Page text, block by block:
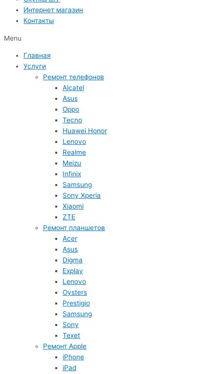
Интернет магазин
Контакты
Menu
Главная
Услуги
Ремонт телефонов
Alcatel
Asus
Oppo
Tecno
Huawei Honor
Lenovo
Realme
Meizu
Infinix
Samsung
Sony Xperia
Xiaomi
ZTE
Ремонт планшетов
Acer
Asus
Digma
Explay
Lenovo
Oysters
Prestigio
Samsung
Sony
Texet
Ремонт Apple
iPhone
iPad